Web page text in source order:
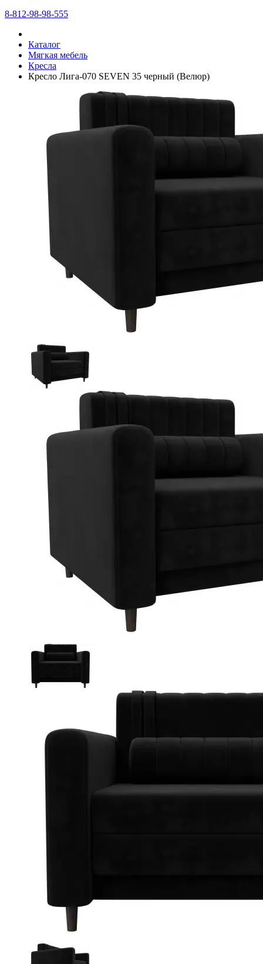
8-812-98-98-555
Каталог
Мягкая мебель
Кресла
Кресло Лига-070 SEVEN 35 черный (Велюр)